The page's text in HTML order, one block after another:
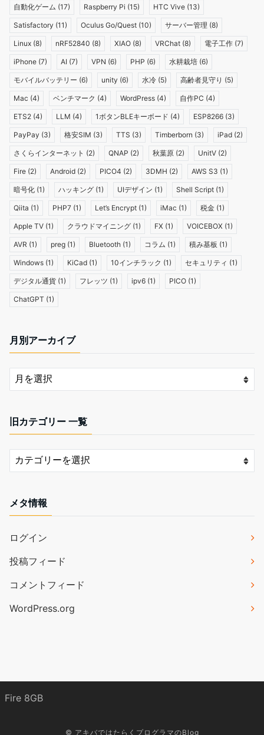
自動化ゲーム (17) Raspberry Pi (15) HTC Vive (13)
Satisfactory (11) Oculus Go/Quest (10) サーバー管理 (8)
Linux (8) nRF52840 (8) XIAO (8) VRChat (8) 電子工作 (7)
iPhone (7) AI (7) VPN (6) PHP (6) 水耕栽培 (6)
モバイルバッテリー (6) unity (6) 水冷 (5) 高齢者見守り (5)
Mac (4) ベンチマーク (4) WordPress (4) 自作PC (4)
ETS2 (4) LLM (4) 1ボタンBLEキーボード (4) ESP8266 (3)
PayPay (3) 格安SIM (3) TTS (3) Timberborn (3) iPad (2)
さくらインターネット (2) QNAP (2) 秋葉原 (2) UnitV (2)
Fire (2) Android (2) PICO4 (2) 3DMH (2) AWS S3 (1)
暗号化 (1) ハッキング (1) UIデザイン (1) Shell Script (1)
Qiita (1) PHP7 (1) Let’s Encrypt (1) iMac (1) 税金 (1)
Apple TV (1) クラウドマイニング (1) FX (1) VOICEBOX (1)
AVR (1) preg (1) Bluetooth (1) コラム (1) 積み基板 (1)
Windows (1) KiCad (1) 10インチラック (1) セキュリティ (1)
デジタル通貨 (1) フレッツ (1) ipv6 (1) PICO (1)
ChatGPT (1)
月別アーカイブ
旧カテゴリー 一覧
メタ情報
ログイン
投稿フィード
コメントフィード
WordPress.org
Fire 8GB
© アキバではたらくプログラマのBlog